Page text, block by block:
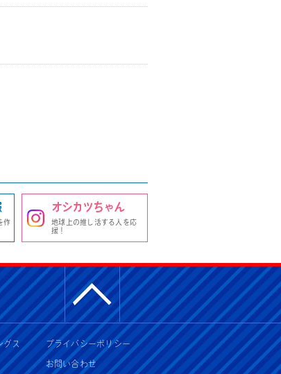
作
オシカツちゃん
地球上の推し活する人を応
援！
ス プライバシーポリシー
お問い合わせ